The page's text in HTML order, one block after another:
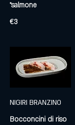
°salmone
€3
NIGIRI BRANZINO
Bocconcini di riso